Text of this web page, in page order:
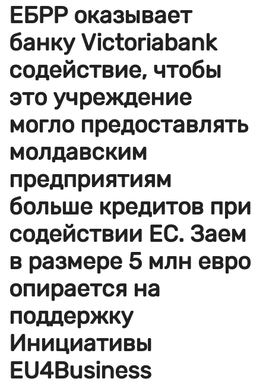
ЕБРР оказывает
банку Victoriabank
содействие, чтобы
это учреждение
могло предоставлять
молдавским
предприятиям
больше кредитов при
содействии ЕС. Заем
в размере 5 млн евро
опирается на
поддержку
Инициативы
EU4Business